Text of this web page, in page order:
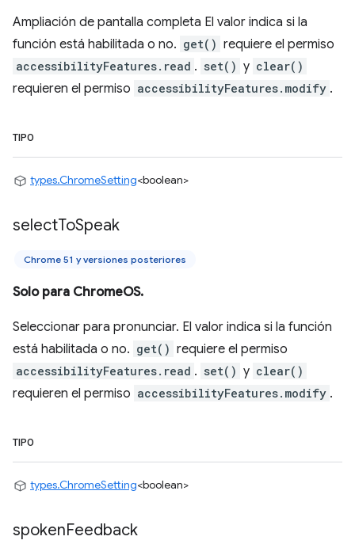
Ampliación de pantalla completa El valor indica si la
función está habilitada o no. get() requiere el permiso
accessibilityFeatures.read . set() y clear()
requieren el permiso accessibilityFeatures.modify .
TIPO
types.ChromeSetting<boolean>
selectToSpeak
Chrome 51 y versiones posteriores
Solo para ChromeOS.
Seleccionar para pronunciar. El valor indica si la función
está habilitada o no. get() requiere el permiso
accessibilityFeatures.read . set() y clear()
requieren el permiso accessibilityFeatures.modify .
TIPO
types.ChromeSetting<boolean>
spokenFeedback